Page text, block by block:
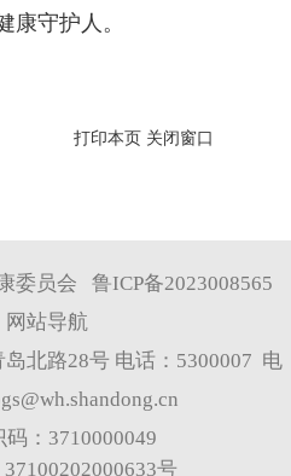
康守护人。
打印本页 关闭窗口
委员会
鲁ICP备2023008565
网站导航
北路28号 电话：5300007 电
：3710000049
号